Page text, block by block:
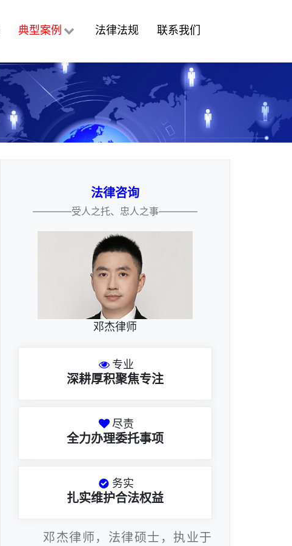
典型案例 法律法规 联系我们
法律咨询
————受人之托、忠人之事————
邓杰律师
专业
深耕厚积聚焦专注
尽责
全力办理委托事项
务实
扎实维护合法权益
邓杰律师，法律硕士，执业于